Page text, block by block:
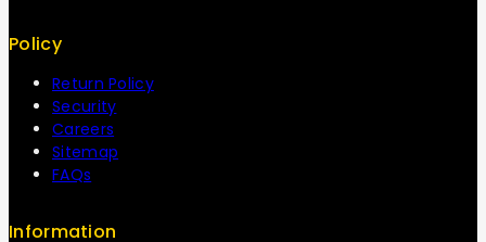
Policy
Return Policy
Security
Careers
Sitemap
FAQs
Information